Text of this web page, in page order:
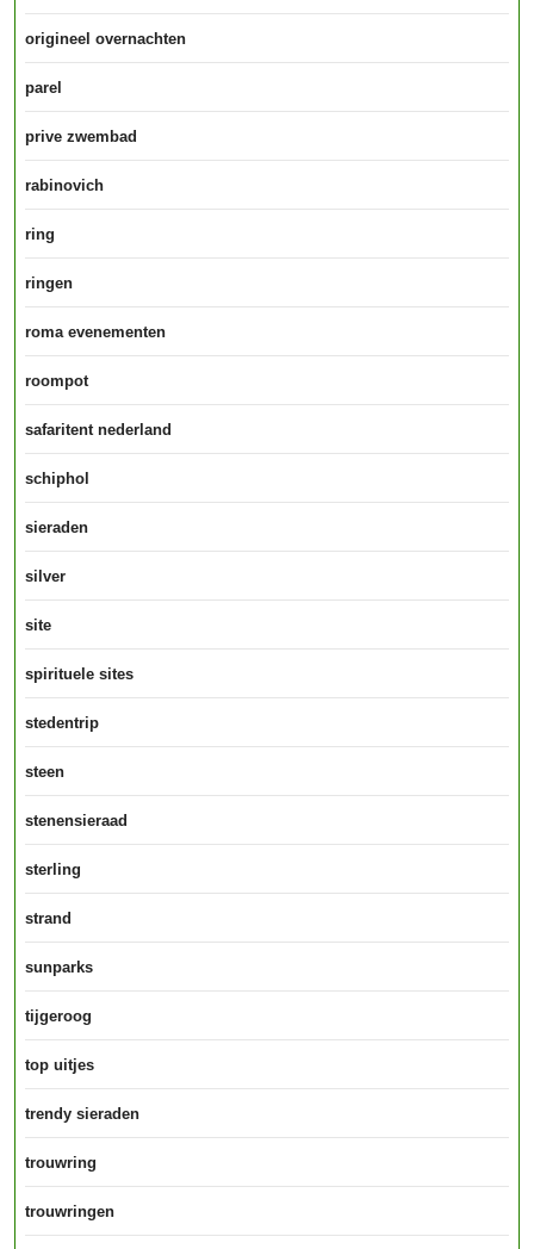
origineel overnachten
parel
prive zwembad
rabinovich
ring
ringen
roma evenementen
roompot
safaritent nederland
schiphol
sieraden
silver
site
spirituele sites
stedentrip
steen
stenensieraad
sterling
strand
sunparks
tijgeroog
top uitjes
trendy sieraden
trouwring
trouwringen